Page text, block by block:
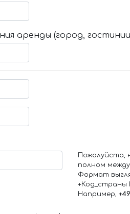
аренды (город,
Пожалуйста,
полном
Формат
+Код_страны
Например,